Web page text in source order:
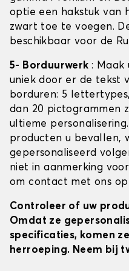
optie een hakstuk van
zwart toe te voegen.
beschikbaar voor de
5- Borduurwerk :
uniek door er de tekst
borduren: 5
dan 20 pictogrammen
ultieme
producten u bevallen,
gepersonaliseerd
niet in aanmerking
om contact met ons
Controleer of uw
Omdat ze
specificaties, komen
herroeping. Neem bij